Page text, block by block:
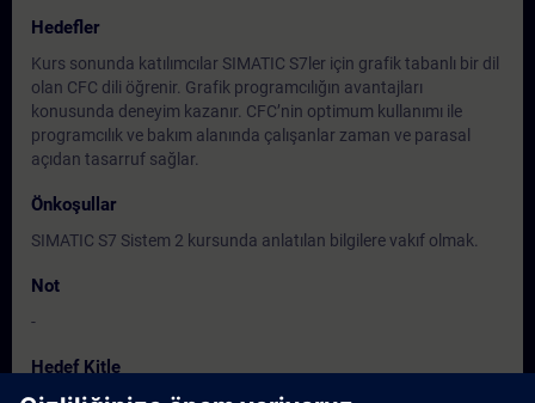
Hedefler
Kurs sonunda katılımcılar SIMATIC S7ler için grafik tabanlı bir dil
olan CFC dili öğrenir. Grafik programcılığın avantajları
konusunda deneyim kazanır. CFC’nin optimum kullanımı ile
programcılık ve bakım alanında çalışanlar zaman ve parasal
açıdan tasarruf sağlar.
Önkoşullar
SIMATIC S7 Sistem 2 kursunda anlatılan bilgilere vakıf olmak.
Not
-
Hedef Kitle